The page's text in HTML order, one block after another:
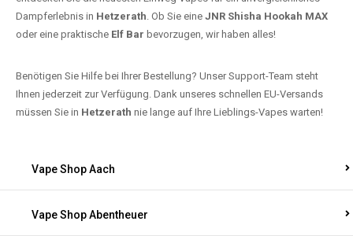
Dampferlebnis in Hetzerath. Ob Sie eine JNR Shisha Hookah MAX
oder eine praktische Elf Bar bevorzugen, wir haben alles!
Benötigen Sie Hilfe bei Ihrer Bestellung? Unser Support-Team steht
Ihnen jederzeit zur Verfügung. Dank unseres schnellen EU-Versands
müssen Sie in Hetzerath nie lange auf Ihre Lieblings-Vapes warten!
Vape Shop Aach
Vape Shop Abentheuer